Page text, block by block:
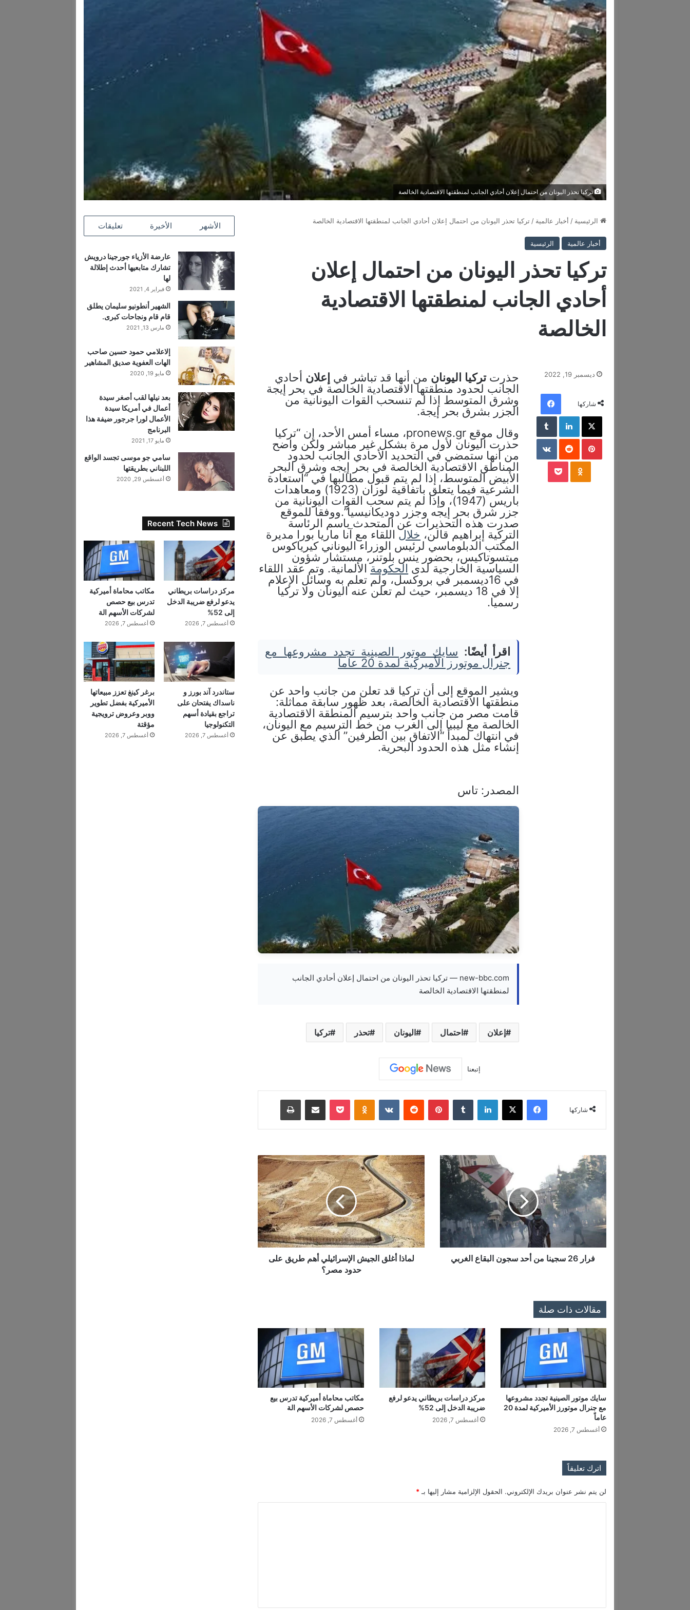
تركيا تحذر اليونان من احتمال إعلان أحادي الجانب لمنطقتها الاقتصادية الخالصة
الرئيسية / أخبار عالمية /تركيا تحذر اليونان من احتمال إعلان أحادي الجانب لمنطقتها الاقتصادية الخالصة
أخبار عالمية الرئيسية
تركيا تحذر اليونان من احتمال إعلان
أحادي الجانب لمنطقتها الاقتصادية
الخالصة
حذرتتركيا اليونان من أنها قد تباشر في إعلان أحادي
الجانب لحدود منطقتها الاقتصادية الخالصة في بحر إيجة
وشرق المتوسط ​​إذا لم تنسحب القوات اليونانية من
الجزر بشرق بحر إيجة.
وقال موقع pronews.gr، مساء أمس الأحد، إن “تركيا
حذرت اليونان لأول مرة بشكل غير مباشر ولكن واضح
من أنها ستمضي في التحديد الأحادي الجانب لحدود
المناطق الاقتصادية الخالصة في بحر إيجه وشرق البحر
الأبيض المتوسط، إذا لم يتم قبول مطالبها في “استعادة
الشرعية فيما يتعلق باتفاقية لوزان (1923) ومعاهدات
باريس (1947)، وإذا لم يتم سحب القوات اليونانية من
جزر شرق بحر إيجه وجزر دوديكانيسيا”.ووفقا للموقع
صدرت هذه التحذيرات عن المتحدث باسم الرئاسة
التركية إبراهيم قالن، خلال اللقاء مع آنا ماريا بورا مديرة
المكتب الدبلوماسي لرئيس الوزراء اليوناني كيرياكوس
ميتسوتاكيس، بحضور ينس بلوتنر، مستشار شؤون
السياسية الخارجية لدى الحكومةالألمانية. وتم عقد اللقاء
في 16ديسمبر في بروكسل، ولم تعلم به وسائل الإعلام
إلا في 18 ديسمبر، حيث لم تعلن عنه اليونان ولا تركيا
رسميا.
اقرأ أيضًا: سايك موتور الصينية تجدد مشروعها مع
جنرال موتورز الأميركية لمدة 20 عاماً
ويشير الموقع إلى أن تركيا قد تعلن من جانب واحد عن
منطقتها الاقتصادية الخالصة، بعد ظهور سابقة مماثلة:
قامت مصر من جانب واحد بترسيم المنطقة الاقتصادية
الخالصة مع ليبيا إلى الغرب من خط الترسيم مع اليونان،
في انتهاك لمبدأ “الاتفاق بين الطرفين” الذي يطبق عن
إنشاء مثل هذه الحدود البحرية.
المصدر: تاس
new-bbc.com — تركيا تحذر اليونان من احتمال إعلان أحادي الجانب
لمنطقتها الاقتصادية الخالصة
إعلان احتمال اليونان تحذر تركيا
ديسمبر 19, 2022
شاركها
فيسبوك
‫X لينكدإن
بينتيريست ‏Reddit
Odnoklassniki
‫Pocket
إتبعنا
شاركها
فيسبوك ‫X لينكدإن ‏Tumblr بينتيريست ‏Reddit
‏VKontakte
Odnoklassniki
‫Pocket مشاركة عبر البريد طباعة
ف
ر
ا
ر
2
6
س
ي
أ
س
ج
و
ن
ل
ب
ق
ا
ع
غ
ي
فرار 26 سجينا من أحد سجون البقاع الغربي
ل
م
ا
ذ
ا
أ
غ
ل
ق
ر
ا
ئ
ي
ل
ي
ع
ل
لماذا أغلق الجيش الإسرائيلي أهم طريق على
حدود مصر؟
مقالات ذات صلة
سايك موتور الصينية تجدد مشروعها
مع جنرال موتورز الأميركية لمدة 20
عاماً
أغسطس 7, 2026
مركز دراسات بريطاني يدعو لرفع
ضريبة الدخل إلى 52%
أغسطس 7, 2026
مكاتب محاماة أميركية تدرس بيع
حصص لشركات الأسهم الة
أغسطس 7, 2026
اترك تعليقاً
لن يتم نشر عنوان بريدك الإلكتروني. الحقول الإلزامية مشار إليها بـ *
الأشهر الأخيرة تعليقات
عارضة الأزياء جورجينا درويش
تشارك متابعيها أحدث إطلالة
لها
فبراير 4, 2021
الشهير أنطونيو سليمان يطلق
قام قام ونجاحات كبرى.
مارس 13, 2021
إلاعلامي حمود حسين صاحب
الهات العفوية صديق المشاهير
مايو 19, 2020
بعد نيلها لقب أصغر سيدة
أعمال في أمريكا سيدة
الأعمال لورا جرجور ضيفة هذا
البرنامج
مايو 17, 2021
سامي جو موسى تجسد الواقع
اللبناني بطريقتها
أغسطس 29, 2020
Recent Tech News
مركز دراسات بريطاني
يدعو لرفع ضريبة الدخل
إلى 52%
أغسطس 7, 2026
مكاتب محاماة أميركية
تدرس بيع حصص
لشركات الأسهم الة
أغسطس 7, 2026
ستاندرد آند بورز و
ناسداك يفتحان على
تراجع بقيادة أسهم
التكنولوجيا
أغسطس 7, 2026
برغر كينغ تعزز مبيعاتها
الأميركية بفضل تطوير
ووبر وعروض ترويجية
مؤقتة
أغسطس 7, 2026